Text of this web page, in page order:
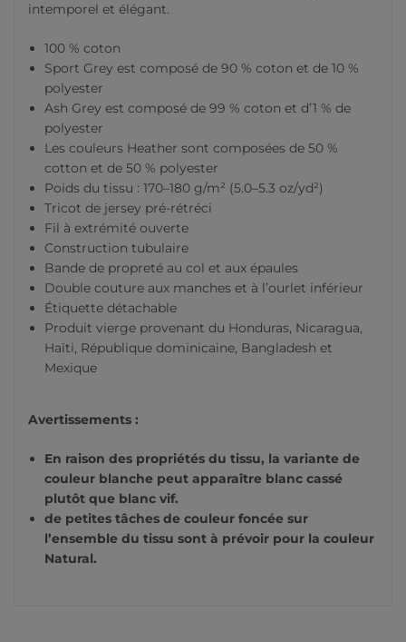
intemporel et élégant.
100 % coton
Sport Grey est composé de 90 % coton et de 10 %
polyester
Ash Grey est composé de 99 % coton et d’1 % de
polyester
Les couleurs Heather sont composées de 50 %
cotton et de 50 % polyester
Poids du tissu : 170–180 g/m² (5.0–5.3 oz/yd²)
Tricot de jersey pré-rétréci
Fil à extrémité ouverte
Construction tubulaire
Bande de propreté au col et aux épaules
Double couture aux manches et à l’ourlet inférieur
Étiquette détachable
Produit vierge provenant du Honduras, Nicaragua,
Haïti, République dominicaine, Bangladesh et
Mexique
Avertissements :
En raison des propriétés du tissu, la variante de
couleur blanche peut apparaître blanc cassé
plutôt que blanc vif.
de petites tâches de couleur foncée sur
l’ensemble du tissu sont à prévoir pour la couleur
Natural.